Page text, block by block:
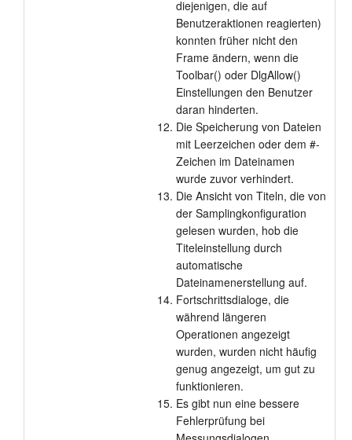
diejenigen, die auf
Benutzeraktionen reagierten)
konnten früher nicht den
Frame ändern, wenn die
Toolbar() oder DlgAllow()
Einstellungen den Benutzer
daran hinderten.
Die Speicherung von Dateien
mit Leerzeichen oder dem #-
Zeichen im Dateinamen
wurde zuvor verhindert.
Die Ansicht von Titeln, die von
der Samplingkonfiguration
gelesen wurden, hob die
Titeleinstellung durch
automatische
Dateinamenerstellung auf.
Fortschrittsdialoge, die
während längeren
Operationen angezeigt
wurden, wurden nicht häufig
genug angezeigt, um gut zu
funktionieren.
Es gibt nun eine bessere
Fehlerprüfung bei